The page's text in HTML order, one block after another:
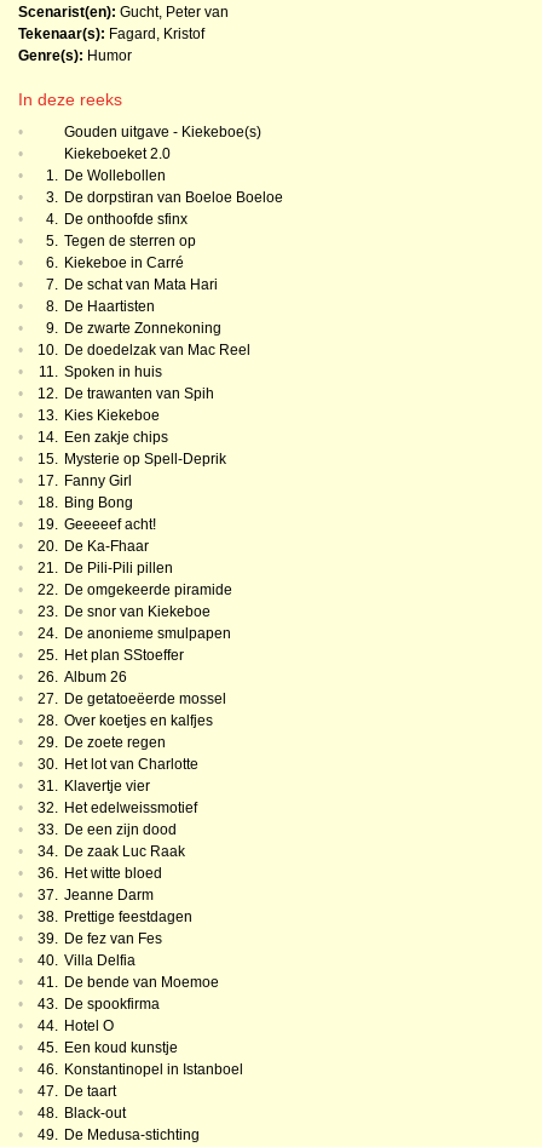
Scenarist(en): Gucht, Peter van
Tekenaar(s): Fagard, Kristof
Genre(s): Humor
In deze reeks
•
Gouden uitgave - Kiekeboe(s)
•
Kiekeboeket 2.0
•
1. De Wollebollen
•
3. De dorpstiran van Boeloe Boeloe
•
4. De onthoofde sfinx
•
5. Tegen de sterren op
•
6. Kiekeboe in Carré
•
7. De schat van Mata Hari
•
8. De Haartisten
•
9. De zwarte Zonnekoning
•
10. De doedelzak van Mac Reel
•
11. Spoken in huis
•
12. De trawanten van Spih
•
13. Kies Kiekeboe
•
14. Een zakje chips
•
15. Mysterie op Spell-Deprik
•
17. Fanny Girl
•
18. Bing Bong
•
19. Geeeeef acht!
•
20. De Ka-Fhaar
•
21. De Pili-Pili pillen
•
22. De omgekeerde piramide
•
23. De snor van Kiekeboe
•
24. De anonieme smulpapen
•
25. Het plan SStoeffer
•
26. Album 26
•
27. De getatoeëerde mossel
•
28. Over koetjes en kalfjes
•
29. De zoete regen
•
30. Het lot van Charlotte
•
31. Klavertje vier
•
32. Het edelweissmotief
•
33. De een zijn dood
•
34. De zaak Luc Raak
•
36. Het witte bloed
•
37. Jeanne Darm
•
38. Prettige feestdagen
•
39. De fez van Fes
•
40. Villa Delfia
•
41. De bende van Moemoe
•
43. De spookfirma
•
44. Hotel O
•
45. Een koud kunstje
•
46. Konstantinopel in Istanboel
•
47. De taart
•
48. Black-out
•
49. De Medusa-stichting